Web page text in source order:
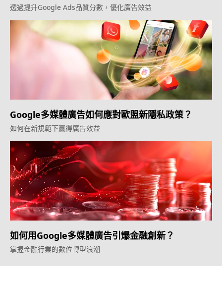
透過提升Google Ads品質分數，優化廣告效益
Google多媒體廣告如何應對歐盟新隱私政策？
如何在新規範下贏得廣告效益
如何用Google多媒體廣告引爆金融創新？
掌握金融行業的數位轉型浪潮